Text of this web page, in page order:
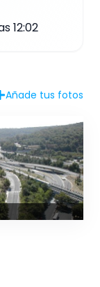
12:02
Añade tus fotos